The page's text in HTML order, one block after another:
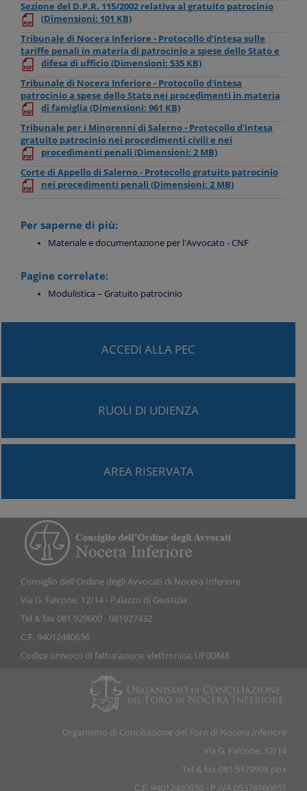
Sezione del D.P.R. 115/2002 relativa al gratuito patrocinio
(Dimensioni: 101 KB)
Tribunale di Nocera Inferiore - Protocollo d’intesa sulle
tariffe penali in materia di patrocinio a spese dello Stato e
difesa di ufficio(Dimensioni: 535 KB)
Tribunale di Nocera Inferiore - Protocollo d'intesa
patrocinio a spese dello Stato nei procedimenti in materia
di famiglia (Dimensioni: 961 KB)
Tribunale per i Minorenni di Salerno - Protocollo d'intesa
gratuito patrocinio nei procedimenti civili e nei
procedimenti penali (Dimensioni: 2 MB)
Corte di Appello di Salerno - Protocollo gratuito patrocinio
nei procedimenti penali (Dimensioni: 2 MB)
Per saperne di più:
Materiale e documentazione per l'Avvocato - CNF
Pagine correlate:
Modulistica – Gratuito patrocinio
ACCEDI ALLA PEC
RUOLI DI UDIENZA
AREA RISERVATA
Consiglio dell'Ordine degli Avvocati di Nocera Inferiore
Via G. Falcone, 12/14 - Palazzo di Giustizia
Tel & fax 081 929600 - 081927432
C.F. 94012480656
Codice univoco di fatturazione elettronica: UF0DM8
Organismo di Conciliazione del Foro di Nocera Inferiore
Via G. Falcone, 12/14
Tel & fax 081 5179998 pbx
C.F. 94012480656 - P.IVA 05378960651